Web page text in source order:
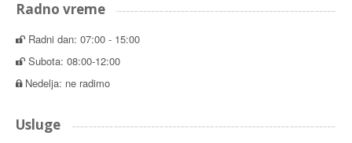
Radno vreme
Radni dan: 07:00 - 15:00
Subota: 08:00-12:00
Nedelja: ne radimo
Usluge